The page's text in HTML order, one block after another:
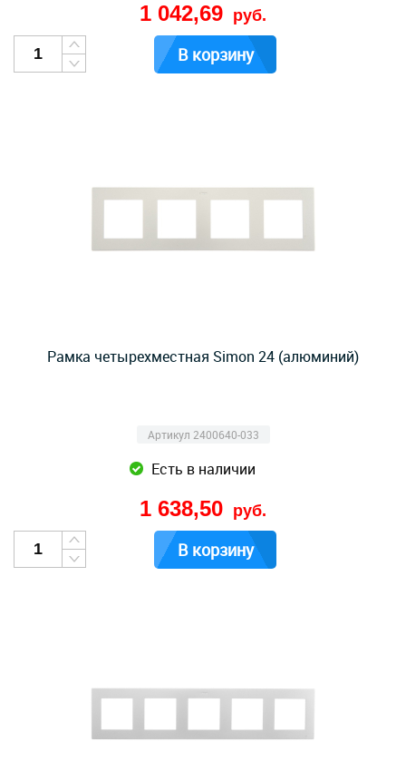
1 042,69 руб.
В корзину
Рамка четырехместная Simon 24 (алюминий)
Артикул 2400640-033
Есть в наличии
1 638,50 руб.
В корзину